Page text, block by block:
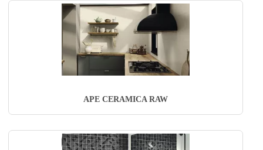
APE CERAMICA RAW